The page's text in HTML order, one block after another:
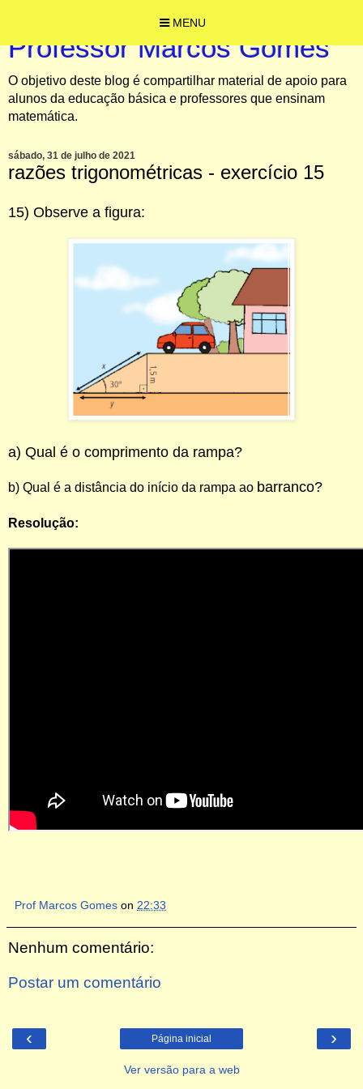
MENU
Professor Marcos Gomes
O objetivo deste blog é compartilhar material de apoio para
alunos da educação básica e professores que ensinam
matemática.
sábado, 31 de julho de 2021
razões trigonométricas - exercício 15
15) Observe a figura:
a) Qual é o comprimento da rampa?
b) Qual é a distância do início da rampa ao barranco?
Resolução:
Prof Marcos Gomes on 22:33
Nenhum comentário:
Postar um comentário
‹ ›
Página inicial
Ver versão para a web